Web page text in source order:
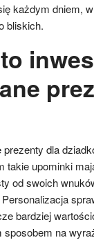
każdym dniem,
bliskich.
dla
upominki
od swoich
bardziej
sposobem na